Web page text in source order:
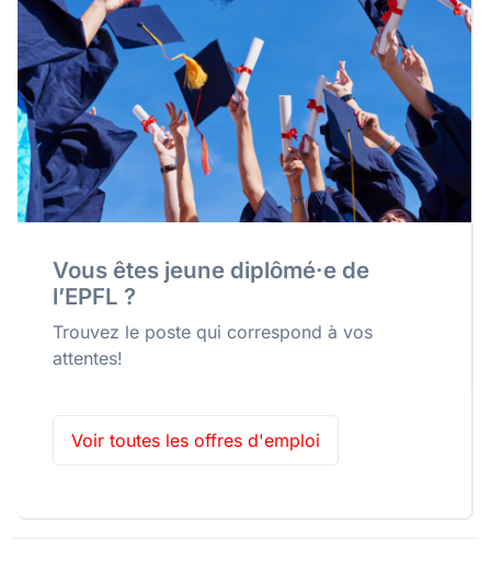
Vous êtes jeune diplômé·e de
l’EPFL ?
Trouvez le poste qui correspond à vos
attentes!
Voir toutes les offres d'emploi